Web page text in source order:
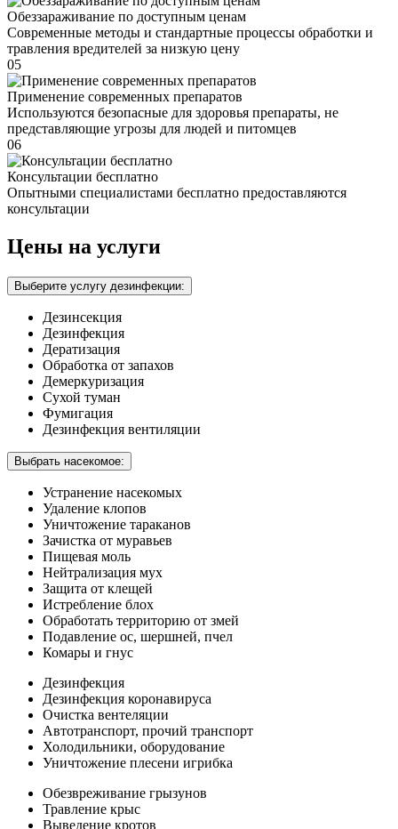
Обеззараживание по доступным ценам
Современные методы и стандартные процессы обработки и
травления вредителей за низкую цену
05
Применение современных препаратов
Используются безопасные для здоровья препараты, не
представляющие угрозы для людей и питомцев
06
Консультации бесплатно
Опытными специалистами бесплатно предоставляются
консультации
Цены на услуги
Выберите услугу дезинфекции:
Дезинсекция
Дезинфекция
Дератизация
Обработка от запахов
Демеркуризация
Сухой туман
Фумигация
Дезинфекция вентиляции
Выбрать насекомое:
Устранение насекомых
Удаление клопов
Уничтожение тараканов
Зачистка от муравьев
Пищевая моль
Нейтрализация мух
Защита от клещей
Истребление блох
Обработать территорию от змей
Подавление ос, шершней, пчел
Комары и гнус
Дезинфекция
Дезинфекция коронавируса
Очистка вентеляции
Автотранспорт, прочий транспорт
Холодильники, оборудование
Уничтожение плесени игрибка
Обезвреживание грызунов
Травление крыс
Выведение кротов